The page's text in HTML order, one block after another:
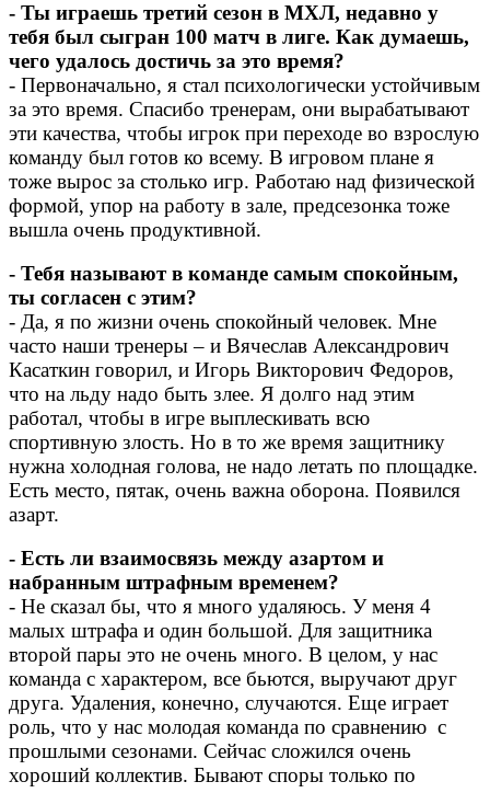
- Ты играешь третий сезон в МХЛ, недавно у
тебя был сыгран 100 матч в лиге. Как думаешь,
чего удалось достичь за это время?
- Первоначально, я стал психологически устойчивым
за это время. Спасибо тренерам, они вырабатывают
эти качества, чтобы игрок при переходе во взрослую
команду был готов ко всему. В игровом плане я
тоже вырос за столько игр. Работаю над физической
формой, упор на работу в зале, предсезонка тоже
вышла очень продуктивной.
- Тебя называют в команде самым спокойным,
ты согласен с этим?
- Да, я по жизни очень спокойный человек. Мне
часто наши тренеры – и Вячеслав Александрович
Касаткин говорил, и Игорь Викторович Федоров,
что на льду надо быть злее. Я долго над этим
работал, чтобы в игре выплескивать всю
спортивную злость. Но в то же время защитнику
нужна холодная голова, не надо летать по площадке.
Есть место, пятак, очень важна оборона. Появился
азарт.
- Есть ли взаимосвязь между азартом и
набранным штрафным временем?
- Не сказал бы, что я много удаляюсь. У меня 4
малых штрафа и один большой. Для защитника
второй пары это не очень много. В целом, у нас
команда с характером, все бьются, выручают друг
друга. Удаления, конечно, случаются. Еще играет
роль, что у нас молодая команда по сравнению с
прошлыми сезонами. Сейчас сложился очень
хороший коллектив. Бывают споры только по